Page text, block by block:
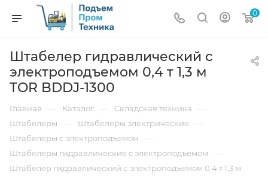
0
Штабелер гидравлический с
электроподъемом 0,4 т 1,3 м
TOR BDDJ-1300
Главная — Каталог — Складская техника —
Штабелеры — Штабелеры электрические —
Штабелеры с электроподъемом —
Штабелеры гидравлические c электроподъемом —
Штабелер гидравлический с электроподъемом 0,4 т 1,3 м